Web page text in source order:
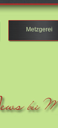
Metzgerei